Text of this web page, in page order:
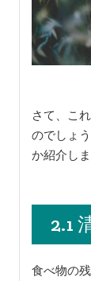
さて、こ
のでしょ
か紹介しま
2.1
食べ物の